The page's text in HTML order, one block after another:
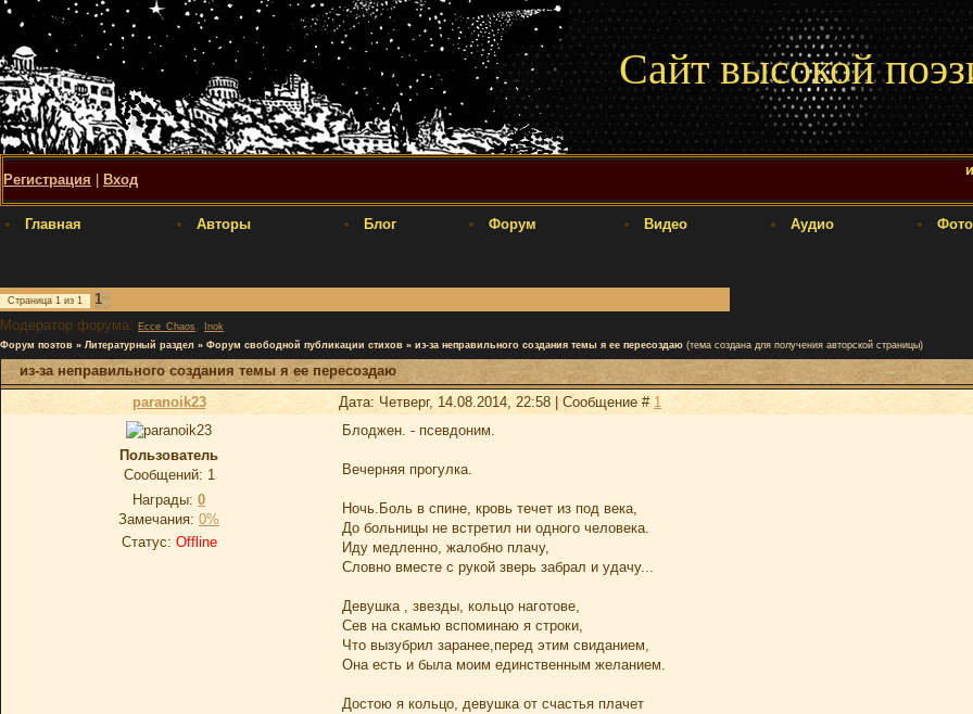
Сайт высокой
Регистрация Вход
Главная Авторы Блог Форум Видео Аудио
Страница 1 из 1
1
Модератор форума: Ecce_Chaos ,
Inok
Форум поэтов » Литературный раздел » Форум свободной публикации стихов » из-за неправильного создания темы я ее пересоздаю (тема создана для получения авторской страницы)
из-за неправильного создания темы я ее пересоздаю
paranoik23
Дата: Четверг, 14.08.2014, 22:58 | Сообщение # 1
Пользователь
Сообщений: 1
Награды: 0
Замечания: 0%
Статус: Offline
Блоджен. - псевдоним.
Вечерняя прогулка.
Ночь.Боль в спине, кровь течет из под века,
До больницы не встретил ни одного человека.
Иду медленно, жалобно плачу,
Словно вместе с рукой зверь забрал и удачу...
Девушка , звезды, кольцо наготове,
Сев на скамью вспоминаю я строки,
Что вызубрил заранее,перед этим свиданием,
Она есть и была моим единственным желанием.
Достою я кольцо, девушка от счастья плачет